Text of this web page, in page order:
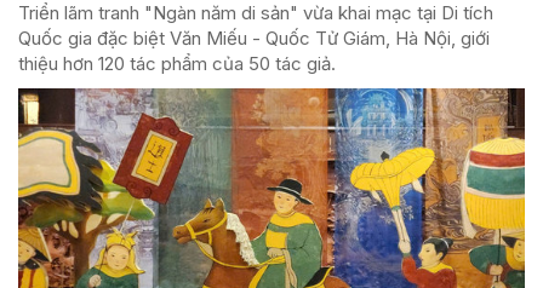
Triển lãm tranh "Ngàn năm di sản" vừa khai mạc tại Di tích
Quốc gia đặc biệt Văn Miếu - Quốc Tử Giám, Hà Nội, giới
thiệu hơn 120 tác phẩm của 50 tác giả.